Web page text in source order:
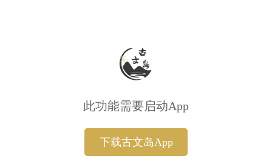
此功能需要启动App
下载古文岛App